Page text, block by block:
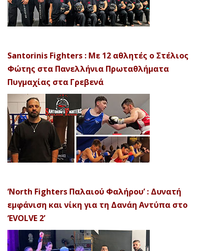
Santorinis Fighters : Με 12 αθλητές ο Στέλιος
Φώτης στα Πανελλήνια Πρωταθλήματα
Πυγμαχίας στα Γρεβενά
‘North Fighters Παλαιού Φαλήρου’ : Δυνατή
εμφάνιση και νίκη για τη Δανάη Αντύπα στο
‘EVOLVE 2’